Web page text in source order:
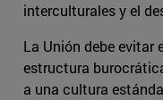
interculturales y el
La Unión debe evitar
estructura
a una cultura